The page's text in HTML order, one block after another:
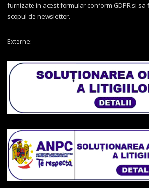
furnizate in acest formular conform GDPR si sa
scopul de newsletter.
Externe: